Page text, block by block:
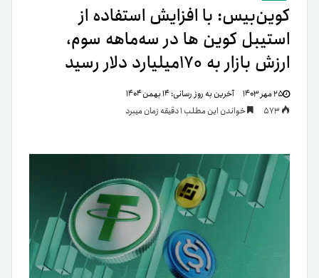
کوین‌بیس: با افزایش استفاده از
استیبل کوین ها در سه‌ماهه سوم،
ارزش بازار به ۱۷۰‌میلیارد دلار رسید
۲۵ مهر ۱۴۰۳ آخرین به روز رسانی:۱۴ بهمن ۱۴۰۴
خواندن این مطلب 1 دقیقه زمان میبرد